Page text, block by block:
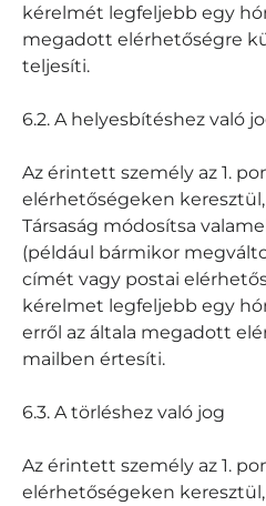
kérelmét legfeljebb egy
megadott elérhetőségre
teljesíti.
6.2. A helyesbítéshez való
Az érintett személy az 1.
elérhetőségeken
Társaság módosítsa
(például bármikor
címét vagy postai
kérelmet legfeljebb egy
erről az általa megadott
mailben értesíti.
6.3. A törléshez való jog
Az érintett személy az 1.
elérhetőségeken